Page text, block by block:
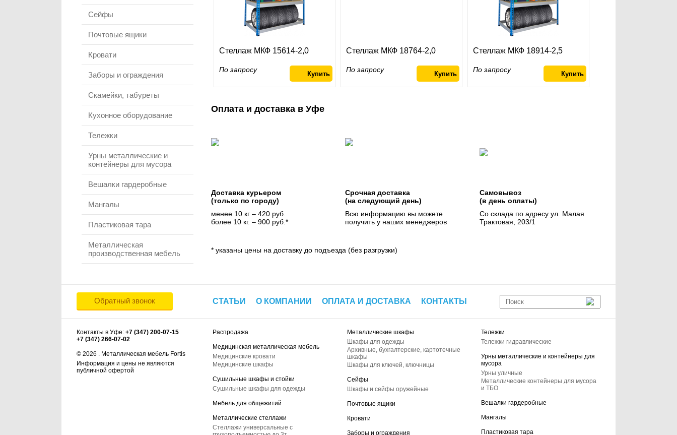
Сейфы
Почтовые ящики
Кровати
Заборы и ограждения
Скамейки, табуреты
Кухонное оборудование
Тележки
Урны металлические и
контейнеры для мусора
Вешалки гардеробные
Мангалы
Пластиковая тара
Металлическая
производственная мебель
Стеллаж МКФ 15614-2,0
По запросу
Стеллаж МКФ 18764-2,0
По запросу
Стеллаж МКФ 18914-2,5
По запросу
Оплата и доставка в Уфе
Доставка курьером
(только по городу)
менее 10 кг – 420 руб.
более 10 кг. – 900 руб.*
Срочная доставка
(на следующий день)
Всю информацию вы можете
получить у наших менеджеров
Самовывоз
(в день оплаты)
Со склада по адресу ул. Малая
Трактовая, 203/1
* указаны цены на доставку до подъезда (без разгрузки)
Обратный звонок СТАТЬИ О КОМПАНИИ ОПЛАТА И ДОСТАВКА КОНТАКТЫ
Контакты в Уфе: +7 (347) 200-07-15
+7 (347) 266-07-02
© 2026 . Металлическая мебель Fortis
Информация и цены не являются
публичной офертой
Распродажа
Медицинская металлическая мебель
Медицинские кровати
Медицинские шкафы
Сушильные шкафы и стойки
Сушильные шкафы для одежды
Мебель для общежитий
Металлические стеллажи
Стеллажи универсальные с
Металлические шкафы
Шкафы для одежды
Архивные, бухгалтерские, картотечные
шкафы
Шкафы для ключей, ключницы
Сейфы
Шкафы и сейфы оружейные
Почтовые ящики
Кровати
Заборы и ограждения
Тележки
Тележки гидравлические
Урны металлические и контейнеры для
мусора
Урны уличные
Металлические контейнеры для мусора
и ТБО
Вешалки гардеробные
Мангалы
Пластиковая тара